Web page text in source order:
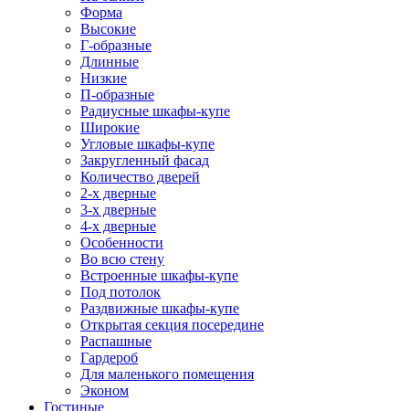
Форма
Высокие
Г-образные
Длинные
Низкие
П-образные
Радиусные шкафы-купе
Широкие
Угловые шкафы-купе
Закругленный фасад
Количество дверей
2-х дверные
3-х дверные
4-х дверные
Особенности
Во всю стену
Встроенные шкафы-купе
Под потолок
Раздвижные шкафы-купе
Открытая секция посередине
Распашные
Гардероб
Для маленького помещения
Эконом
Гостиные